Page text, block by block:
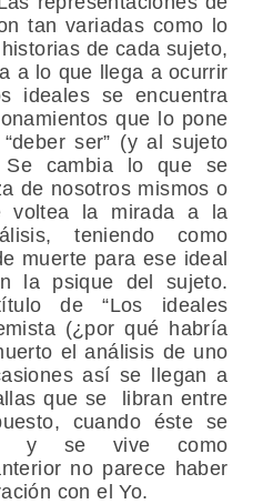
tan variadas como lo
de cada sujeto,
a lo que llega a ocurrir
ideales se encuentra
que lo pone
ser” (y al sujeto
Se cambia lo que se
de nosotros mismos o
voltea la mirada a la
teniendo como
muerte para ese ideal
la psique del sujeto.
de “Los ideales
(¿por qué habría
el análisis de uno
así se llegan a
que se libran entre
cuando éste se
y se vive como
no parece haber
con el Yo.